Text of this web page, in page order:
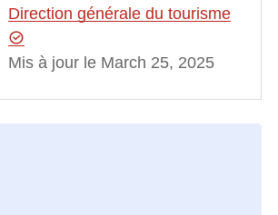
Direction générale du tourisme
Mis à jour le March 25, 2025